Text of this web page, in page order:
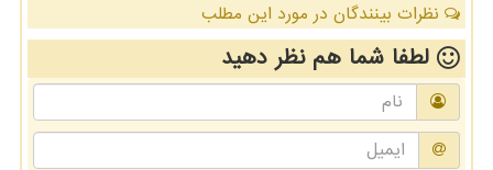
نظرات بینندگان در مورد این مطلب
لطفا شما همنظر دهید